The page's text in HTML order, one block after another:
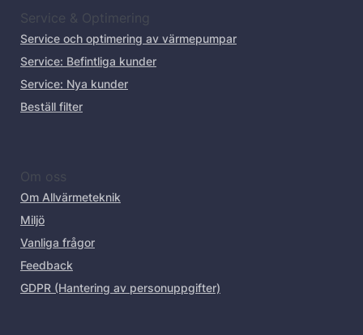
Service & Optimering
Service och optimering av värmepumpar
Service: Befintliga kunder
Service: Nya kunder
Beställ filter
Om oss
Om Allvärmeteknik
Miljö
Vanliga frågor
Feedback
GDPR (Hantering av personuppgifter)